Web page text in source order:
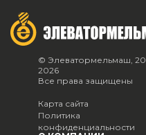
© Элеватормельмаш,
2026
Все права защищены
Карта сайта
Политика
конфиденциальности